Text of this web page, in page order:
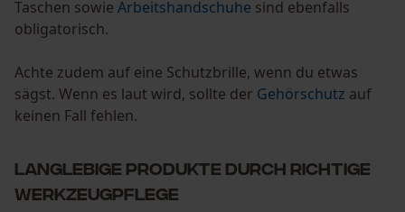
Taschen sowie Arbeitshandschuhe sind ebenfalls
obligatorisch.
Achte zudem auf eine Schutzbrille, wenn du etwas
sägst. Wenn es laut wird, sollte der Gehörschutz auf
keinen Fall fehlen.
Langlebige Produkte durch richtige
Werkzeugpflege
Statistik Cookies